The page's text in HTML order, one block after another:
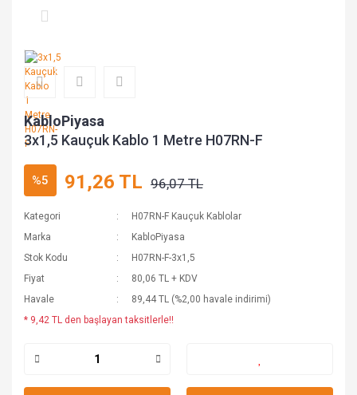
KabloPiyasa
3x1,5 Kauçuk Kablo 1 Metre H07RN-F
%5 91,26 TL 96,07 TL
Kategori
H07RN-F Kauçuk Kablolar
Marka
KabloPiyasa
Stok Kodu
H07RN-F-3x1,5
Fiyat
80,06 TL + KDV
Havale
89,44 TL (%2,00 havale indirimi)
* 9,42 TL den başlayan taksitlerle!!